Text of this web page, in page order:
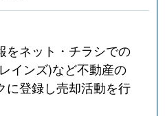
をネット・チラシでの
インズ)など不動産の
に登録し売却活動を行